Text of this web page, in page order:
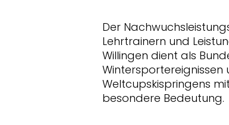
Der
Lehrtrainern und
Willingen dient als
Weltcupskispringens
besondere Bedeutung.